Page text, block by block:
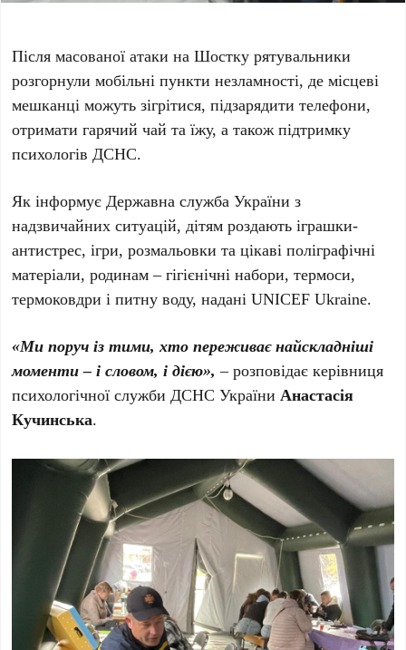
Після масованої атаки на Шостку рятувальники
розгорнули мобільні пункти незламності, де місцеві
мешканці можуть зігрітися, підзарядити телефони,
отримати гарячий чай та їжу, а також підтримку
психологів ДСНС.
Як інформує Державна служба України з
надзвичайних ситуацій, дітям роздають іграшки-
антистрес, ігри, розмальовки та цікаві поліграфічні
матеріали, родинам – гігієнічні набори, термоси,
термоковдри і питну воду, надані UNICEF Ukraine.
«Ми поруч із тими, хто переживає найскладніші
моменти – і словом, і дією», – розповідає керівниця
психологічної служби ДСНС УкраїниАнастасія
Кучинська.